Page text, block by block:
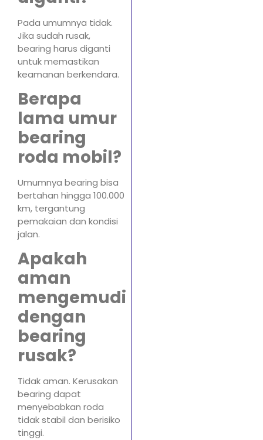
Pada umumnya tidak.
Jika sudah rusak,
bearing harus diganti
untuk memastikan
keamanan berkendara.
Berapa
lama umur
bearing
roda mobil?
Umumnya bearing bisa
bertahan hingga 100.000
km, tergantung
pemakaian dan kondisi
jalan.
Apakah
aman
mengemudi
dengan
bearing
rusak?
Tidak aman. Kerusakan
bearing dapat
menyebabkan roda
tidak stabil dan berisiko
tinggi.